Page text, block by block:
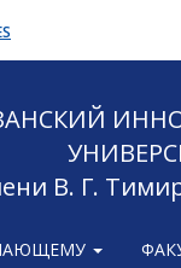
В. Г.